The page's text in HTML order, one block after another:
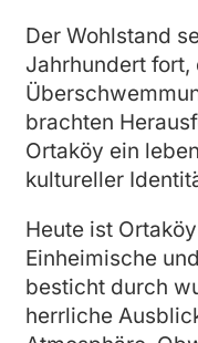
Der Wohlstand
Jahrhundert fort,
brachten
Ortaköy ein
kultureller
Heute ist
Einheimische
besticht durch
herrliche